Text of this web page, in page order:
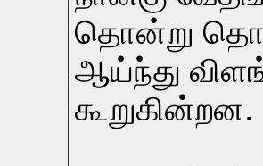
தொன்று
ஆய்ந்து
கூறுகின்றன.